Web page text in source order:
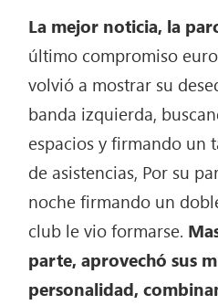
La mejor noticia, la
último compromiso
volvió a mostrar su
banda izquierda,
espacios y firmando un
de asistencias, Por su
noche firmando un
club le vio formarse.
parte, aprovechó sus
personalidad,